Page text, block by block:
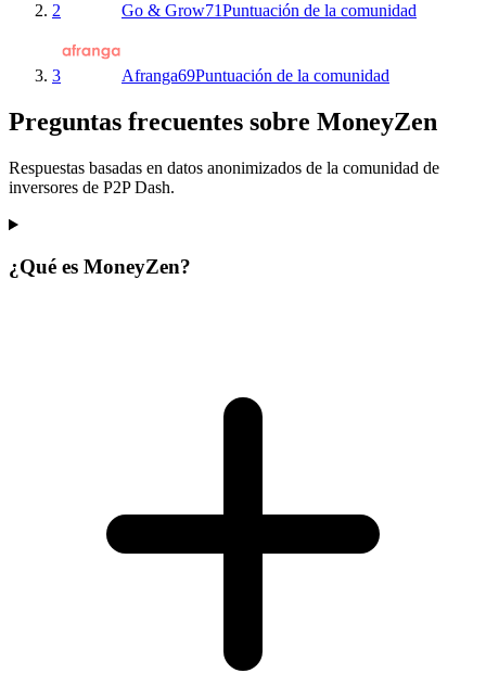
2 Go & Grow71Puntuación de la comunidad
3 Afranga69Puntuación de la comunidad
Preguntas frecuentes sobre MoneyZen
Respuestas basadas en datos anonimizados de la comunidad de
inversores de P2P Dash.
¿Qué es MoneyZen?